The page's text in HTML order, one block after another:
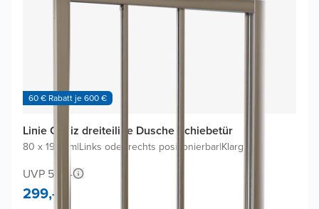
60 € Rabatt je 600 €
Linie Cadiz dreiteilige Dusche Schiebetür
80 x 190 cm|Links oder rechts positionierbar|Klarglas
UVP 578,-
299,-